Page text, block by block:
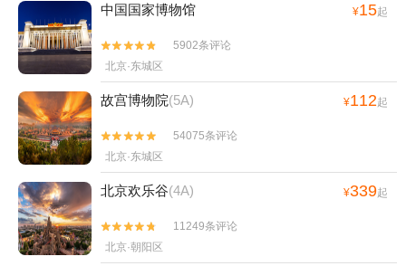
中国国家博物馆 ¥15起


5902条评论
北京·东城区
故宫博物院(5A) ¥112起


54075条评论
北京·东城区
北京欢乐谷(4A) ¥339起


11249条评论
北京·朝阳区